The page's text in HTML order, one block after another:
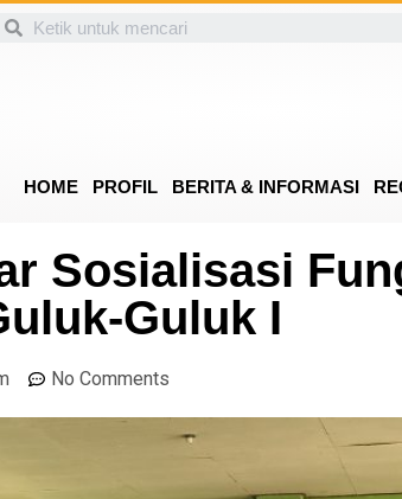
HOME PROFIL BERITA & INFORMASI
Sosialisasi
Guluk I
No Comments